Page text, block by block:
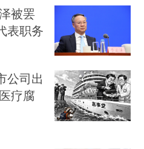
被罢
表职务
公司出
疗腐